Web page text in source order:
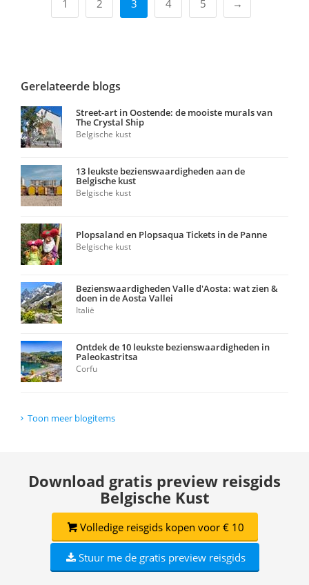
1 2 3 4 5 →
Gerelateerde blogs
Street-art in Oostende: de mooiste murals van
The Crystal Ship
Belgische kust
13 leukste bezienswaardigheden aan de
Belgische kust
Belgische kust
Plopsaland en Plopsaqua Tickets in de Panne
Belgische kust
Bezienswaardigheden Valle d'Aosta: wat zien &
doen in de Aosta Vallei
Italië
Ontdek de 10 leukste bezienswaardigheden in
Paleokastritsa
Corfu
Toon meer blogitems
Download gratis preview reisgids
Belgische Kust
Volledige reisgids kopen voor € 10
Stuur me de gratis preview reisgids